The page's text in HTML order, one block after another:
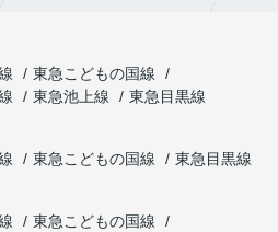
東急こどもの国線
東急池上線
東急目黒線
東急こどもの国線
東急目黒線
東急こどもの国線